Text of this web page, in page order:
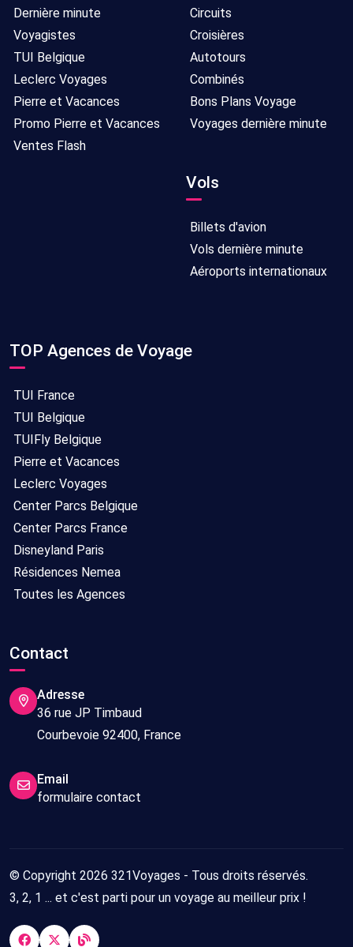
Dernière minute
Voyagistes
TUI Belgique
Leclerc Voyages
Pierre et Vacances
Promo Pierre et Vacances
Ventes Flash
Circuits
Croisières
Autotours
Combinés
Bons Plans Voyage
Voyages dernière minute
Vols
Billets d'avion
Vols dernière minute
Aéroports internationaux
TOP Agences de Voyage
TUI France
TUI Belgique
TUIFly Belgique
Pierre et Vacances
Leclerc Voyages
Center Parcs Belgique
Center Parcs France
Disneyland Paris
Résidences Nemea
Toutes les Agences
Contact
Adresse
36 rue JP Timbaud
Courbevoie 92400, France
Email
formulaire contact
© Copyright 2026 321Voyages - Tous droits réservés.
3, 2, 1 ... et c'est parti pour un voyage au meilleur prix !